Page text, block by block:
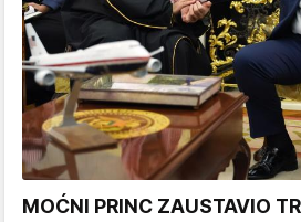
MOĆNI PRINC ZAUSTAVIO